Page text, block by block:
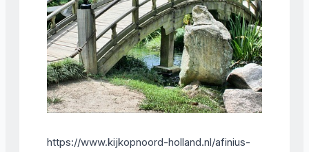
https://www.kijkopnoord-holland.nl/afinius-